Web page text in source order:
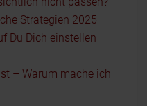
Strategien 2025
Du Dich einstellen
– Warum mache ich